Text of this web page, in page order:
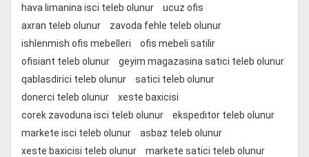
hava limanina isci teleb olunur
ucuz ofis
axran teleb olunur
zavoda fehle teleb olunur
ishlenmish ofis mebelleri
ofis mebeli satilir
ofisiant teleb olunur
geyim magazasina satici teleb olunur
qablasdirici teleb olunur
satici teleb olunur
donerci teleb olunur
xeste baxicisi
corek zavoduna isci teleb olunur
ekspeditor teleb olunur
markete isci teleb olunur
asbaz teleb olunur
xeste baxicisi teleb olunur
markete satici teleb olunur